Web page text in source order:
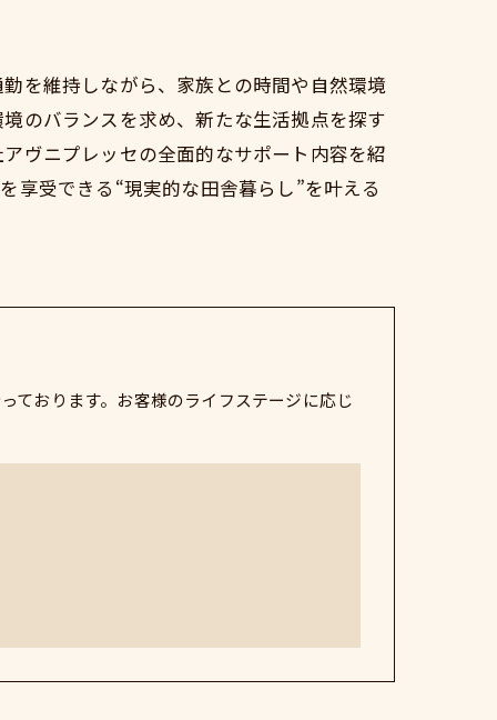
を維持しながら、家族との時間や自然環境
のバランスを求め、新たな生活拠点を探す
ヴニプレッセの全面的なサポート内容を紹
享受できる“現実的な田舎暮らし”を叶える
ております。お客様のライフステージに応じ